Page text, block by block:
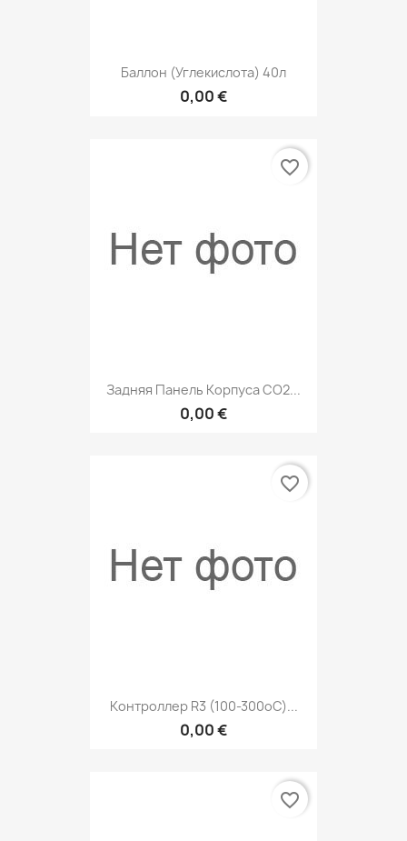
Баллон (углекислота) 40л
0,00 €
Задняя Панель Корпуса СО2...
0,00 €
favorite_border
Контроллер R3 (100-300оC)...
0,00 €
favorite_border
favorite_border